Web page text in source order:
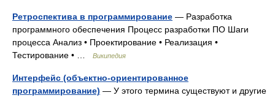
Ретроспектива в программирование — Разработка
программного обеспечения Процесс разработки ПО Шаги
процесса Анализ • Проектирование • Реализация •
Тестирование • …
Википедия
Интерфейс (объектно-ориентированное
программирование) — У этого термина существуют и другие